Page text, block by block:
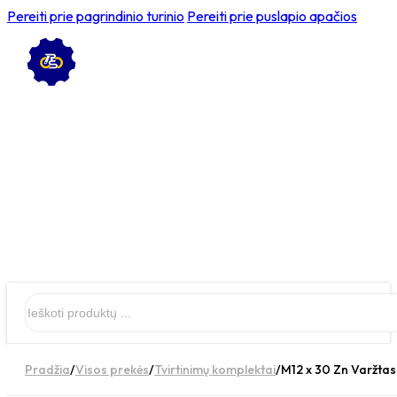
Pereiti prie pagrindinio turinio Pereiti prie puslapio apačios
Pradžia/Visos prekės/Tvirtinimų komplektai/M12 x 30 Zn